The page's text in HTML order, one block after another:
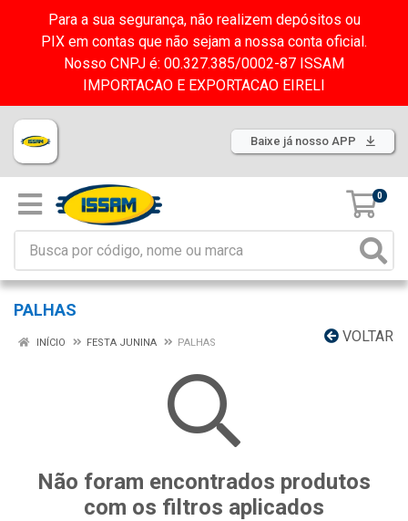
Para a sua segurança, não realizem depósitos ou
PIX em contas que não sejam a nossa conta oficial.
Nosso CNPJ é: 00.327.385/0002-87 ISSAM
IMPORTACAO E EXPORTACAO EIRELI
Baixe já nosso APP
0
PALHAS
VOLTAR
INÍCIO FESTA JUNINA PALHAS
Não foram encontrados produtos
com os filtros aplicados